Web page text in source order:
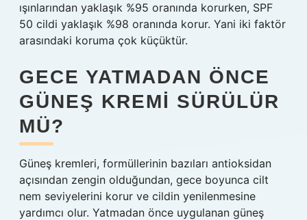
ışınlarından yaklaşık %95 oranında korurken, SPF
50 cildi yaklaşık %98 oranında korur. Yani iki faktör
arasındaki koruma çok küçüktür.
GECE YATMADAN ÖNCE
GÜNEŞ KREMI SÜRÜLÜR
MÜ?
Güneş kremleri, formüllerinin bazıları antioksidan
açısından zengin olduğundan, gece boyunca cilt
nem seviyelerini korur ve cildin yenilenmesine
yardımcı olur. Yatmadan önce uygulanan güneş